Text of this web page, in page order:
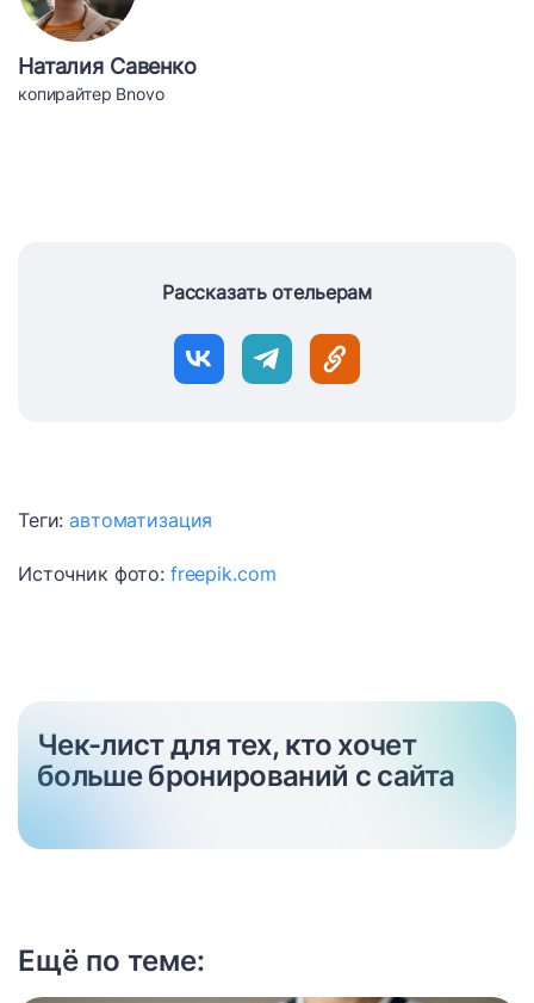
Наталия Савенко
копирайтер Bnovo
Рассказать отельерам
Теги:автоматизация
Источник фото: freepik.com
Чек-лист для тех, кто хочет
больше бронирований с сайта
Ещё по теме: